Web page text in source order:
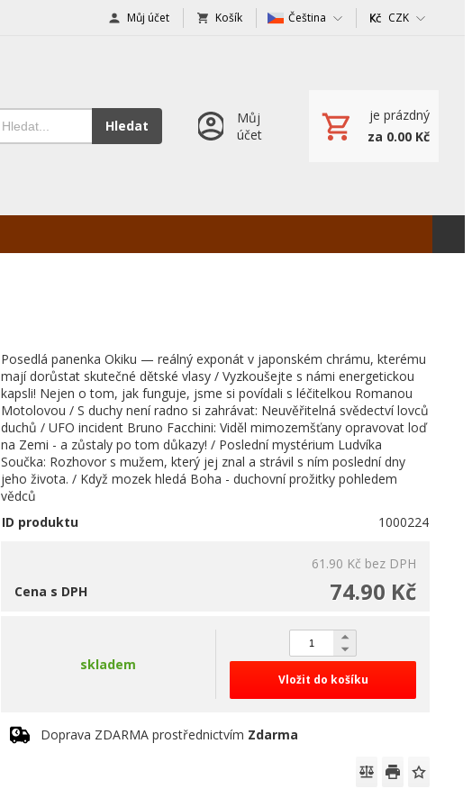
Můj účet Košík Čeština CZK
Hledat
Můj
účet
je prázdný
za 0.00 Kč
Posedlá panenka Okiku — reálný exponát v japonském chrámu, kterému
mají dorůstat skutečné dětské vlasy / Vyzkoušejte s námi energetickou
kapsli! Nejen o tom, jak funguje, jsme si povídali s léčitelkou Romanou
Motolovou / S duchy není radno si zahrávat: Neuvěřitelná svědectví lovců
duchů / UFO incident Bruno Facchini: Viděl mimozemšťany opravovat loď
na Zemi - a zůstaly po tom důkazy! / Poslední mystérium Ludvíka
Součka: Rozhovor s mužem, který jej znal a strávil s ním poslední dny
jeho života. / Když mozek hledá Boha - duchovní prožitky pohledem
vědců
ID produktu
1000224
61.90 Kč bez DPH
74.90 Kč
Cena s DPH
skladem
Vložit do košíku
Doprava ZDARMA prostřednictvím Zdarma